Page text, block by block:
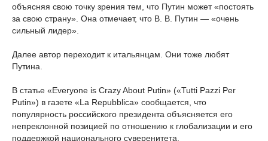
объясняя свою точку зрения тем, что Путин может «постоять
за свою страну». Она отмечает, что В. В. Путин — «очень
сильный лидер».
Далее автор переходит к итальянцам. Они тоже любят
Путина.
В статье «Everyone is Crazy About Putin» («Tutti Pazzi Per
Putin») в газете «La Repubblica» сообщается, что
популярность российского президента объясняется его
непреклонной позицией по отношению к глобализации и его
поддержкой национального суверенитета.